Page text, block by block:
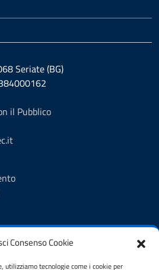
Consenso Cookie
utilizziamo tecnologie come i cookie per
Seriate (BG)
il Pubblico